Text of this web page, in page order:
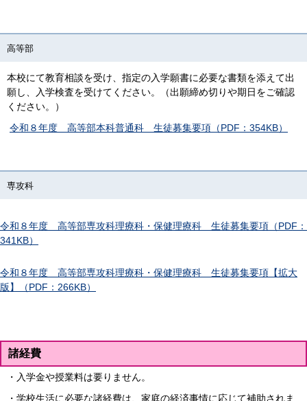
高等部
本校にて教育相談を受け、指定の入学願書に必要な書類を添えて出
願し、入学検査を受けてください。（出願締め切りや期日をご確認
ください。）
令和８年度 高等部本科普通科 生徒募集要項（PDF：354KB）
専攻科
令和８年度 高等部専攻科理療科・保健理療科 生徒募集要項（PDF：
341KB）
令和８年度 高等部専攻科理療科・保健理療科 生徒募集要項【拡大
版】（PDF：266KB）
諸経費
・入学金や授業料は要りません。
・学校生活に必要な諸経費は、家庭の経済事情に応じて補助されま